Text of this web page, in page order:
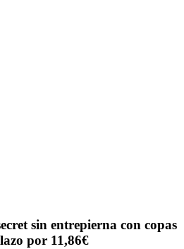
sin entrepierna con copas
por 11,86€